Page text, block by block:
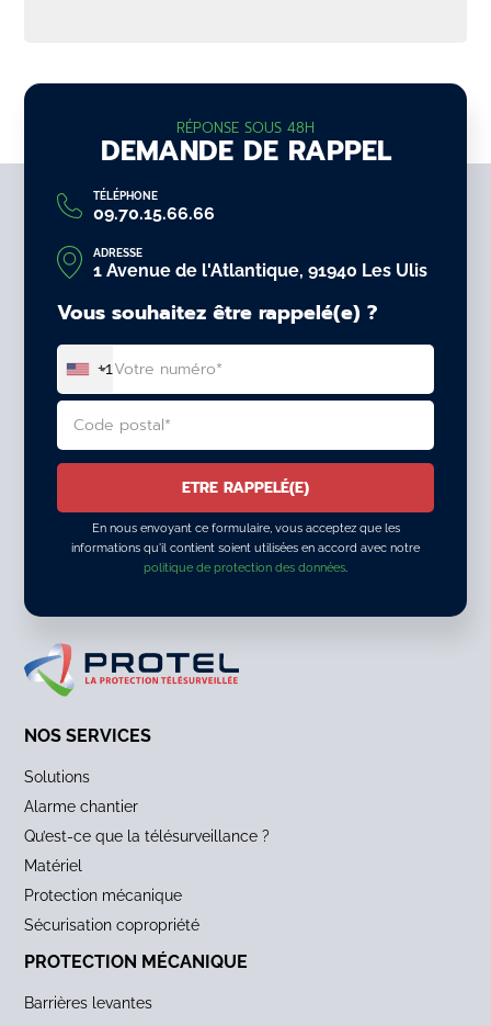
NOS SERVICES
Solutions
Alarme chantier
Qu’est-ce que la télésurveillance ?
Matériel
Protection mécanique
Sécurisation copropriété
PROTECTION MÉCANIQUE
Barrières levantes
RÉPONSE SOUS 48H
DEMANDE DE RAPPEL
TÉLÉPHONE
09.70.15.66.66
ADRESSE
1 Avenue de l'Atlantique, 91940 Les Ulis
Vous souhaitez être rappelé(e) ?
+1
En nous envoyant ce formulaire, vous acceptez que les
informations qu'il contient soient utilisées en accord avec notre
politique de protection des données.